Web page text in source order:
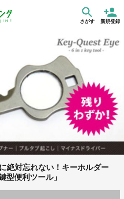
さがす 新規登録
対忘れない！キーホルダー
型便利ツール」